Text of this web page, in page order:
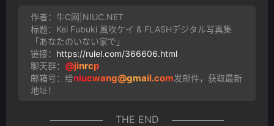
作者：牛C网|NIUC.NET
标题：Kei Fubuki 風吹ケイ & FLASHデジタル写真集
「あなたのいない家で」
链接： https://rulel.com/366606.html
聊天群： @jinrcp
邮箱号：给niucwang@gmail.com发邮件，获取最新
地址！
THE END